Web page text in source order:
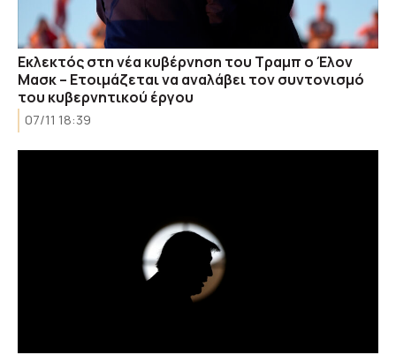
Εκλεκτός στη νέα κυβέρνηση του Τραμπ ο Έλον
Μασκ – Ετοιμάζεται να αναλάβει τον συντονισμό
του κυβερνητικού έργου
07/11 18:39